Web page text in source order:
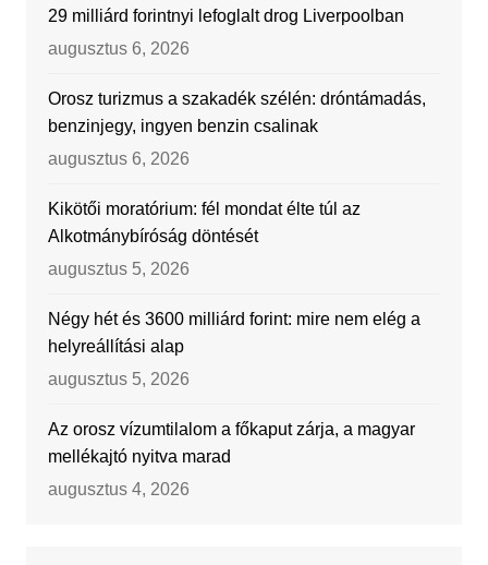
29 milliárd forintnyi lefoglalt drog Liverpoolban
augusztus 6, 2026
Orosz turizmus a szakadék szélén: dróntámadás,
benzinjegy, ingyen benzin csalinak
augusztus 6, 2026
Kikötői moratórium: fél mondat élte túl az
Alkotmánybíróság döntését
augusztus 5, 2026
Négy hét és 3600 milliárd forint: mire nem elég a
helyreállítási alap
augusztus 5, 2026
Az orosz vízumtilalom a főkaput zárja, a magyar
mellékajtó nyitva marad
augusztus 4, 2026